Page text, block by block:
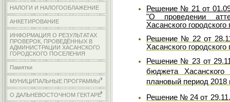
НАЛОГИ И НАЛОГООБЛАЖЕНИЕ
АНКЕТИРОВАНИЕ
ИНФОРМАЦИЯ О РЕЗУЛЬТАТАХ
ПРОВЕРОК, ПРОВЕДЁННЫХ В
АДМИНИСТРАЦИИ ХАСАНСКОГО
ГОРОДСКОГО ПОСЕЛЕНИЯ
Памятки
МУНИЦИПАЛЬНЫЕ ПРОГРАММЫ
О ДАЛЬНЕВОСТОЧНОМ ГЕКТАРЕ
Решение № 21 от
"О проведении
Хасанского
Решение № 22 от
Хасанского
Решение № 23 от
бюджета
плановый период 2018
Решение № 24 от